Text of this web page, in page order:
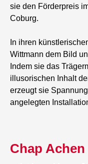
sie den Förderpreis
Coburg.
In ihren
Wittmann dem Bild
Indem sie das
illusorischen Inhalt
erzeugt sie
angelegten
Chap Achen